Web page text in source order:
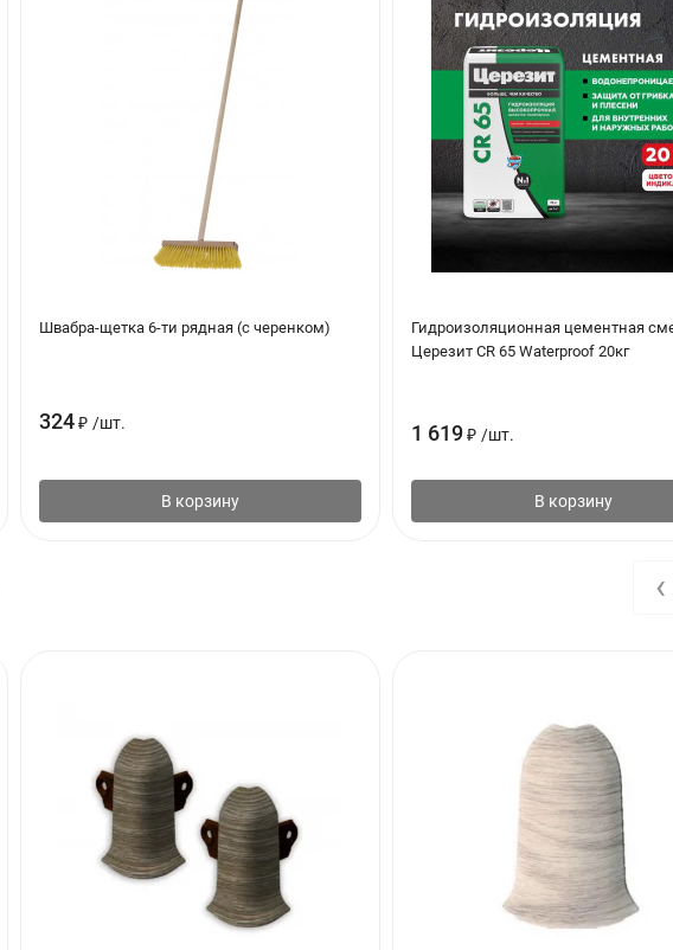
Швабра-щетка 6-ти рядная (с черенком)
324 ₽ /шт.
В корзину
Гидроизоляционная цементная
Церезит CR 65 Waterproof 20кг
1 619 ₽ /шт.
В корзину
‹